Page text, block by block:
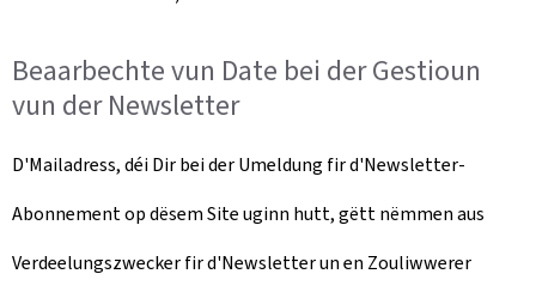
Beaarbechte vun Date bei der Gestioun
vun derNewsletter
D'Mailadress, déi Dir bei der Umeldung fir d'Newsletter-
Abonnement op dësem Site uginn hutt, gëtt nëmmen aus
Verdeelungszwecker fir d'Newsletterun en Zouliwwerer